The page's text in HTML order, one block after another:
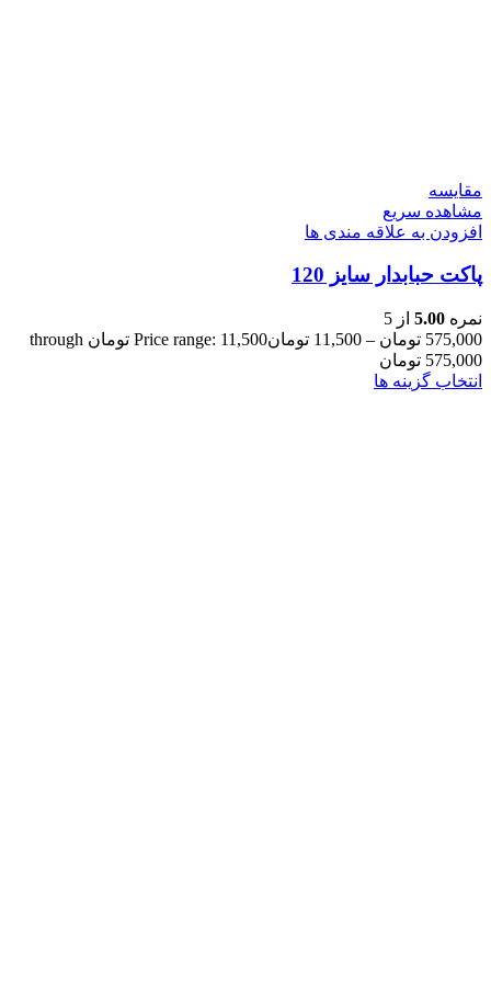
مقایسه
مشاهده سریع
افزودن به علاقه مندی ها
پاکت حبابدار سایز 120
نمره 5.00 از 5
575,000 تومان –
11,500 تومان
Price range: 11,500 تومان through
575,000 تومان
انتخاب گزینه ها